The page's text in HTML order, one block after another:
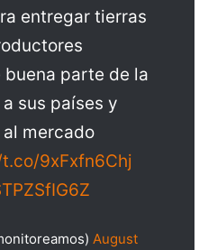
entregar tierras
parte de la
sus países y
mercado
9xFxfn6Chj
August